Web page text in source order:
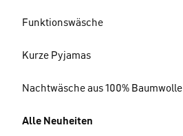
Funktionswäsche
Kurze Pyjamas
Nachtwäsche aus 100% Baumwolle
Alle Neuheiten